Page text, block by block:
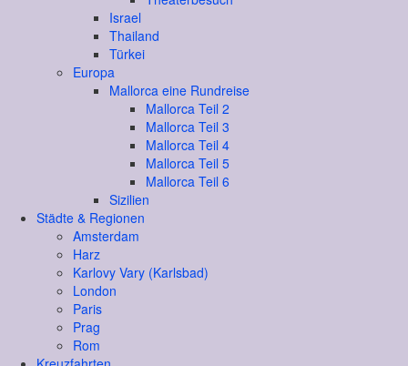
Israel
Thailand
Türkei
Europa
Mallorca eine Rundreise
Mallorca Teil 2
Mallorca Teil 3
Mallorca Teil 4
Mallorca Teil 5
Mallorca Teil 6
Sizilien
Städte & Regionen
Amsterdam
Harz
Karlovy Vary (Karlsbad)
London
Paris
Prag
Rom